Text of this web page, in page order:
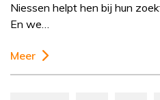
Niessen helpt hen bij hun
En we…
Meer